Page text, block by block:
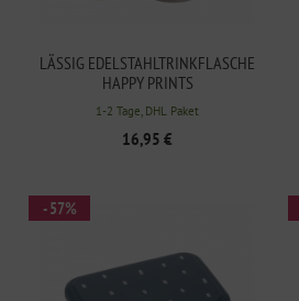
LÄSSIG EDELSTAHLTRINKFLASCHE
HAPPY PRINTS
1-2 Tage, DHL Paket
16,95 €
- 57%